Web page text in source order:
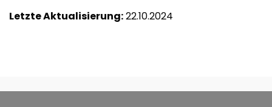
Letzte Aktualisierung:22.10.2024